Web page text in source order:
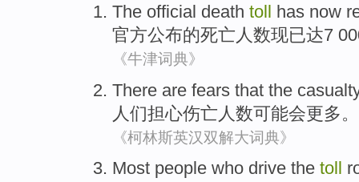
The official death toll has now
官方公布的死亡 人数现已达7
《牛津词典》
There are fears that the
人们担心伤亡 人数可能会更多。
《柯林斯英汉双解大词典》
Most people who drive the toll